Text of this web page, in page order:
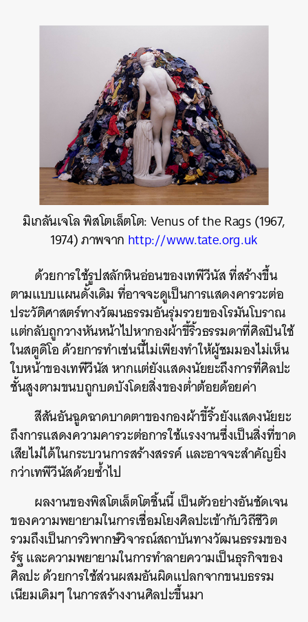
มิเกลันเจโล พิสโตเล็ตโต: Venus of the Rags (1967,
1974) ภาพจาก http://www.tate.org.uk
ด้วยการใช้รูปสลักหินอ่อนของเทพีวีนัส ที่สร้างขึ้น
ตามแบบแผนดั้งเดิม ที่อาจจะดูเป็นการแสดงคารวะต่อ
ประวัติศาสตร์ทางวัฒนธรรมอันรุ่มรวยของโรมันโบราณ
แต่กลับถูกวางหันหน้าไปหากองผ้าขี้ริ้วธรรมดาที่ศิลปินใช้
ในสตูดิโอ ด้วยการทำเช่นนี้ไม่เพียงทำให้ผู้ชมมองไม่เห็น
ใบหน้าของเทพีวีนัส หากแต่ยังแสดงนัยยะถึงการที่ศิลปะ
ชั้นสูงตามขนบถูกบดบังโดยสิ่งของต่ำต้อยด้อยค่า
สีสันอันฉูดฉาดบาดตาของกองผ้าขี้ริ้วยังแสดงนัยยะ
ถึงการแสดงความคารวะต่อการใช้แรงงานซึ่งเป็นสิ่งที่ขาด
เสียไม่ได้ในกระบวนการสร้างสรรค์ และอาจจะสำคัญยิ่ง
กว่าเทพีวีนัสด้วยซ้ำไป
ผลงานของพิสโตเล็ตโตชิ้นนี้ เป็นตัวอย่างอันชัดเจน
ของความพยายามในการเชื่อมโยงศิลปะเข้ากับวิถีชีวิต
รวมถึงเป็นการวิพากษ์วิจารณ์สถาบันทางวัฒนธรรมของ
รัฐ และความพยายามในการทำลายความเป็นธุรกิจของ
ศิลปะ ด้วยการใช้ส่วนผสมอันผิดแปลกจากขนบธรรม
เนียมเดิมๆ ในการสร้างงานศิลปะขึ้นมา